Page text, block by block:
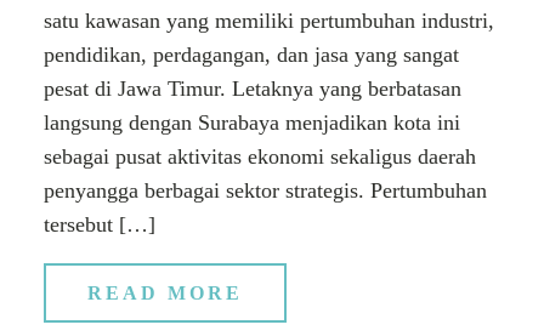
satu kawasan yang memiliki pertumbuhan industri,
pendidikan, perdagangan, dan jasa yang sangat
pesat di Jawa Timur. Letaknya yang berbatasan
langsung dengan Surabaya menjadikan kota ini
sebagai pusat aktivitas ekonomi sekaligus daerah
penyangga berbagai sektor strategis. Pertumbuhan
tersebut […]
READ MORE